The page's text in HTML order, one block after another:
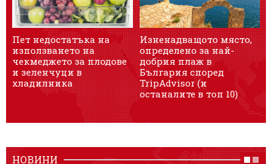
Пет недостатъка на
използването на
чекмеджето за плодове
и зеленчуци в
хладилника
Изненадващото място,
определено за най-
добрия плаж в
България според
TripAdvisor (и
останалите в топ 10)
НОВИНИ